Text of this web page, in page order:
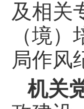
及相关
（境
局作风
机关